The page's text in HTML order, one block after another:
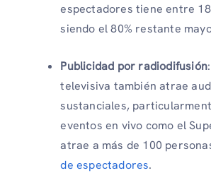
espectadores tiene entre
siendo el 80% restante
Publicidad por radiodifusión
televisiva también atrae
sustanciales,
eventos en vivo como el
atrae a más de 100
de espectadores.